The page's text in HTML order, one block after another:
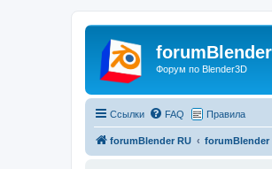
Форум по Blender3D
Ссылки FAQ Правила
forumBlender RU forumBlender